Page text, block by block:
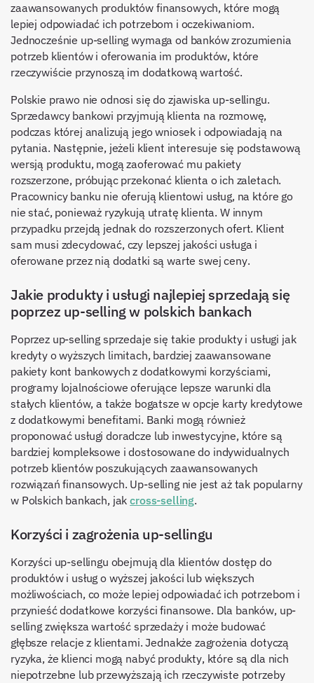
zaawansowanych produktów finansowych, które mogą
lepiej odpowiadać ich potrzebom i oczekiwaniom.
Jednocześnie up-selling wymaga od banków zrozumienia
potrzeb klientów i oferowania im produktów, które
rzeczywiście przynoszą im dodatkową wartość.
Polskie prawo nie odnosi się do zjawiska up-sellingu.
Sprzedawcy bankowi przyjmują klienta na rozmowę,
podczas której analizują jego wniosek i odpowiadają na
pytania. Następnie, jeżeli klient interesuje się podstawową
wersją produktu, mogą zaoferować mu pakiety
rozszerzone, próbując przekonać klienta o ich zaletach.
Pracownicy banku nie oferują klientowi usług, na które go
nie stać, ponieważ ryzykują utratę klienta. W innym
przypadku przejdą jednak do rozszerzonych ofert. Klient
sam musi zdecydować, czy lepszej jakości usługa i
oferowane przez nią dodatki są warte swej ceny.
Jakie produkty i usługi najlepiej sprzedają się
poprzez up-selling w polskich bankach
Poprzez up-selling sprzedaje się takie produkty i usługi jak
kredyty o wyższych limitach, bardziej zaawansowane
pakiety kont bankowych z dodatkowymi korzyściami,
programy lojalnościowe oferujące lepsze warunki dla
stałych klientów, a także bogatsze w opcje karty kredytowe
z dodatkowymi benefitami. Banki mogą również
proponować usługi doradcze lub inwestycyjne, które są
bardziej kompleksowe i dostosowane do indywidualnych
potrzeb klientów poszukujących zaawansowanych
rozwiązań finansowych. Up-selling nie jest aż tak popularny
w Polskich bankach, jakcross-selling.
Korzyści i zagrożenia up-sellingu
Korzyści up-sellingu obejmują dla klientów dostęp do
produktów i usług o wyższej jakości lub większych
możliwościach, co może lepiej odpowiadać ich potrzebom i
przynieść dodatkowe korzyści finansowe. Dla banków, up-
selling zwiększa wartość sprzedaży i może budować
głębsze relacje z klientami. Jednakże zagrożenia dotyczą
ryzyka, że klienci mogą nabyć produkty, które są dla nich
niepotrzebne lub przewyższają ich rzeczywiste potrzeby